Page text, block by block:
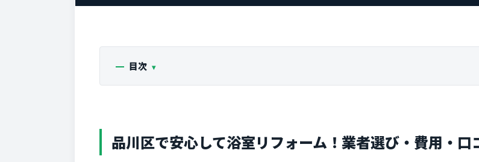
目次
品川区で安心して浴室リフォーム！業者選び・費用・